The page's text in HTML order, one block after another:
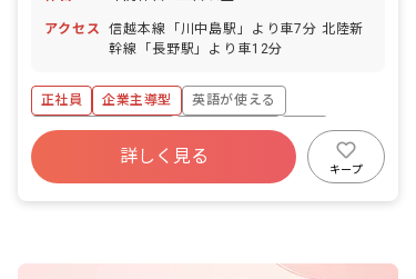
アクセス
信越本線「川中島駅」より車7分 北陸新
幹線「長野駅」より車12分
正社員 企業主導型
英語が使える
年間休日120日以上
社会保険完備
車通勤可
詳しく見る
キープ